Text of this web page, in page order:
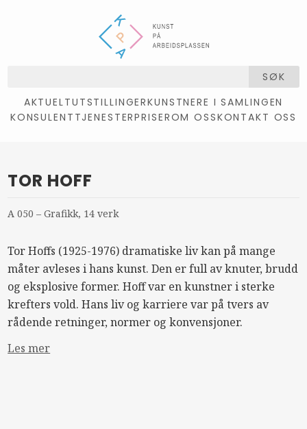
SØK
AKTUELTUTSTILLINGERKUNSTNERE I SAMLINGEN
KONSULENTTJENESTERPRISEROM OSSKONTAKT OSS
TOR HOFF
A 050 – Grafikk, 14 verk
Tor Hoffs (1925-1976) dramatiske liv kan på mange
måter avleses i hans kunst. Den er full av knuter, brudd
og eksplosive former. Hoff var en kunstner i sterke
krefters vold. Hans liv og karriere var på tvers av
rådende retninger, normer og konvensjoner.
Les mer